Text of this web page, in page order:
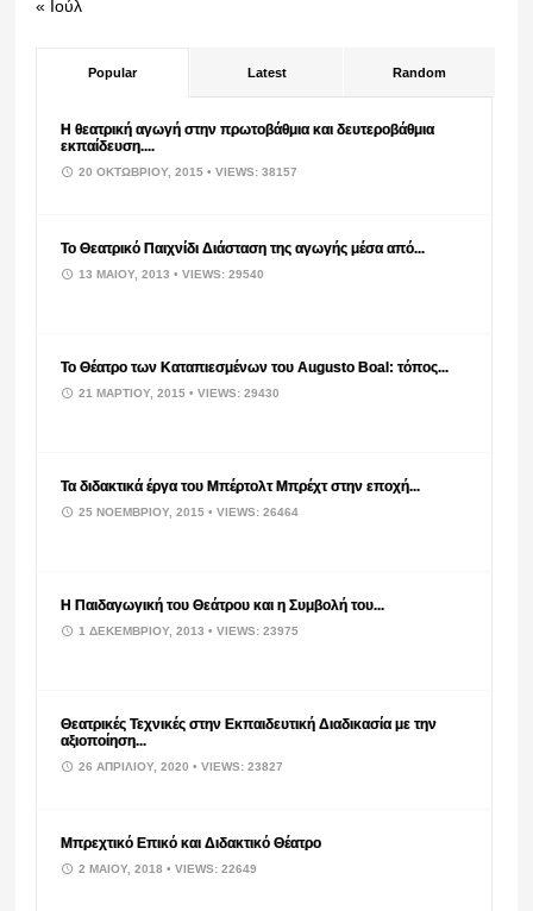
« Ιούλ
Popular Latest Random
Η θεατρική αγωγή στην πρωτοβάθμια και δευτεροβάθμια
εκπαίδευση....
20 ΟΚΤΩΒΡΊΟΥ, 2015• VIEWS: 38157
Το Θεατρικό Παιχνίδι Διάσταση της αγωγής μέσα από...
13 ΜΑΪ́ΟΥ, 2013• VIEWS: 29540
Το Θέατρο των Καταπιεσμένων του Augusto Boal: τόπος...
21 ΜΑΡΤΊΟΥ, 2015• VIEWS: 29430
Τα διδακτικά έργα του Μπέρτολτ Μπρέχτ στην εποχή...
25 ΝΟΕΜΒΡΊΟΥ, 2015• VIEWS: 26464
Η Παιδαγωγική του Θεάτρου και η Συμβολή του...
1 ΔΕΚΕΜΒΡΊΟΥ, 2013• VIEWS: 23975
Θεατρικές Τεχνικές στην Εκπαιδευτική Διαδικασία με την
αξιοποίηση...
26 ΑΠΡΙΛΊΟΥ, 2020• VIEWS: 23827
Μπρεχτικό Επικό και Διδακτικό Θέατρο
2 ΜΑΪ́ΟΥ, 2018• VIEWS: 22649